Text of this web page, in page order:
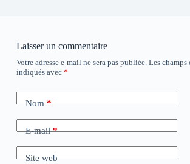
Laisser un commentaire
Votre adresse e-mail ne sera pas publiée. Les
indiqués avec *
Nom*
E-mail*
Site web